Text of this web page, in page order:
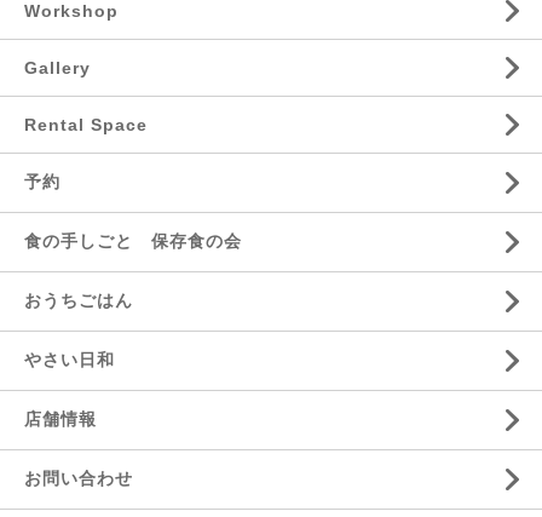
Workshop
Gallery
Rental Space
予約
食の手しごと 保存食の会
おうちごはん
やさい日和
店舗情報
お問い合わせ